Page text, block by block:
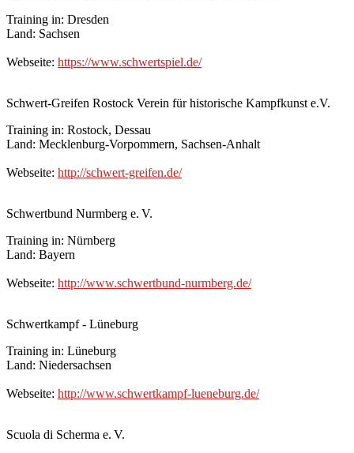
Training in: Dresden
Land: Sachsen
Webseite: https://www.schwertspiel.de/
Schwert-Greifen Rostock Verein für historische Kampfkunst e.V.
Training in: Rostock, Dessau
Land: Mecklenburg-Vorpommern, Sachsen-Anhalt
Webseite: http://schwert-greifen.de/
Schwertbund Nurmberg e. V.
Training in: Nürnberg
Land: Bayern
Webseite: http://www.schwertbund-nurmberg.de/
Schwertkampf - Lüneburg
Training in: Lüneburg
Land: Niedersachsen
Webseite: http://www.schwertkampf-lueneburg.de/
Scuola di Scherma e. V.